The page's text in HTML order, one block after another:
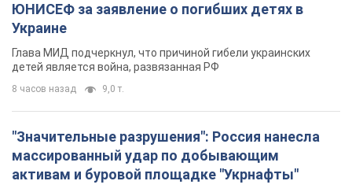
ЮНИСЕФ за заявление о погибших детях в
Украине
Глава МИД подчеркнул, что причиной гибели украинских
детей является война, развязанная РФ
8 часов назад 9,0 т.
"Значительные разрушения": Россия нанесла
массированный удар по добывающим
активам и буровой площадке "Укрнафты"